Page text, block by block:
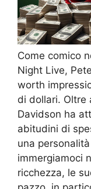
Come comico
Night Live,
worth
di dollari. Oltre
Davidson ha
abitudini di
una
immergiamoci
ricchezza, le